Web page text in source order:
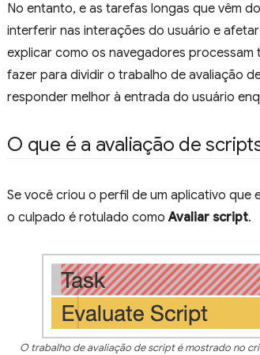
No entanto, e as tarefas longas que vêm
interferir nas interações do usuário e
explicar como os navegadores
fazer para dividir o trabalho de avaliação
responder melhor à entrada do usuário
O que é a avaliação de
Se você criou o perfil de um aplicativo que
o culpado é rotulado comoAvaliar script.
O trabalho de avaliação de script é mostrado no